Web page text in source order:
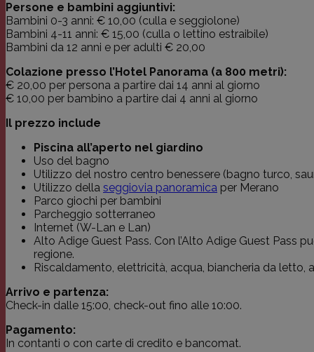
Persone e bambini aggiuntivi:
Bambini 0-3 anni: € 10,00 (culla e seggiolone)
Bambini 4-11 anni: € 15,00 (culla o lettino estraibile)
Bambini da 12 anni e per adulti € 20,00
Colazione presso l’Hotel Panorama (a 800 metri):
€ 20,00 per persona a partire dai 14 anni al giorno
€ 10,00 per bambino a partire dai 4 anni al giorno
Il prezzo include
Piscina all’aperto nel giardino
Uso del bagno
Utilizzo del nostro centro benessere (bagno turco,
Utilizzo della seggiovia panoramica per Merano
Parco giochi per bambini
Parcheggio sotterraneo
Internet (W-Lan e Lan)
Alto Adige Guest Pass. Con l’Alto Adige Guest Pass
regione.
Riscaldamento, elettricità, acqua, biancheria da letto,
Arrivo e partenza:
Check-in dalle 15:00, check-out fino alle 10:00.
Pagamento:
In contanti o con carte di credito e bancomat.
_ga
.franziskus.it
_gid
_gat
.franziskus.it 1
YSC
VISITOR_INFO1_LIVE
Nome
_icl_visitor_lang_js